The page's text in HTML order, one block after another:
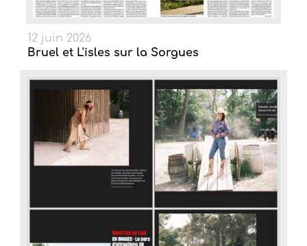
12 juin 2026
Bruel et L'isles sur la Sorgues